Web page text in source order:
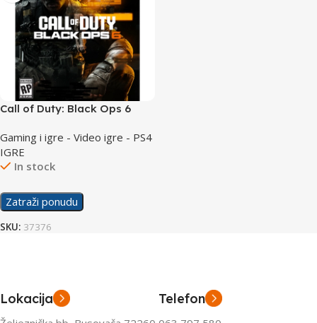
Call of Duty: Black Ops 6
Gaming i igre - Video igre - PS4
IGRE
In stock
Zatraži ponudu
SKU: 37376
Lokacija Telefon